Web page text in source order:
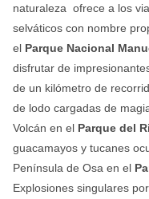
naturaleza ofrece a los
selváticos con nombre
el Parque Nacional
disfrutar de
de un kilómetro de
de lodo cargadas de
Volcán en el Parque del
guacamayos y tucanes
Península de Osa en el
Explosiones singulares